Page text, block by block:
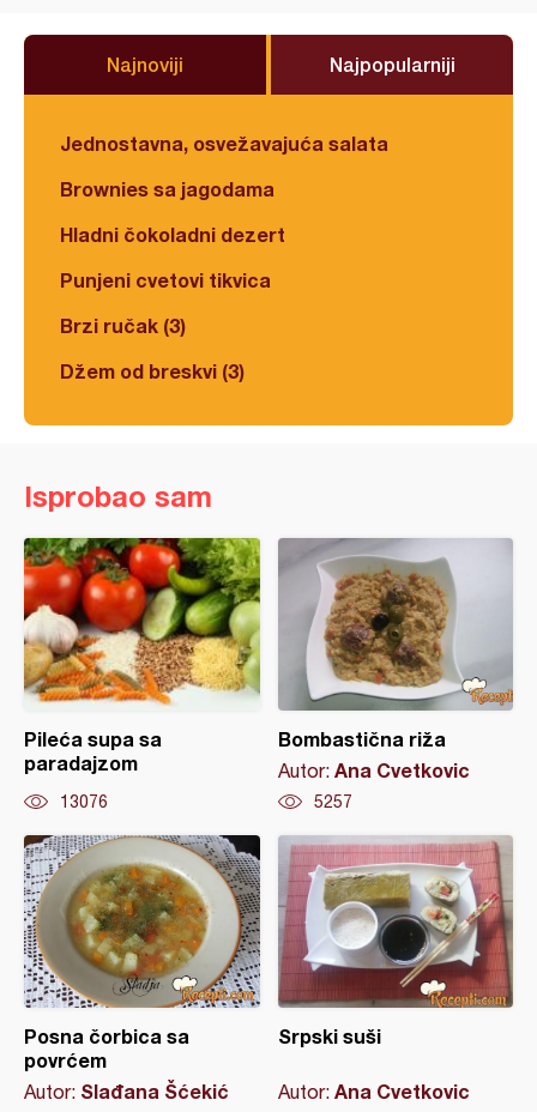
Najnoviji Najpopularniji
Jednostavna, osvežavajuća salata
Brownies sa jagodama
Hladni čokoladni dezert
Punjeni cvetovi tikvica
Brzi ručak (3)
Džem od breskvi (3)
Isprobao sam
Pileća supa sa
paradajzom
13076
Bombastična riža
Autor: Ana Cvetkovic
5257
Posna čorbica sa
povrćem
Autor: Slađana Šćekić
Srpski suši
Autor: Ana Cvetkovic